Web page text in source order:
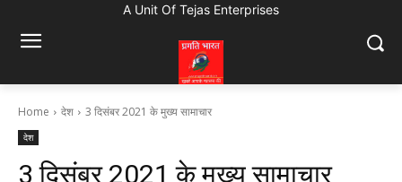
A Unit Of Tejas Enterprises
Home देश 3 दिसंबर 2021 के मुख्य सामाचार
देश
3 दिसंबर 2021 के मुख्य सामाचार